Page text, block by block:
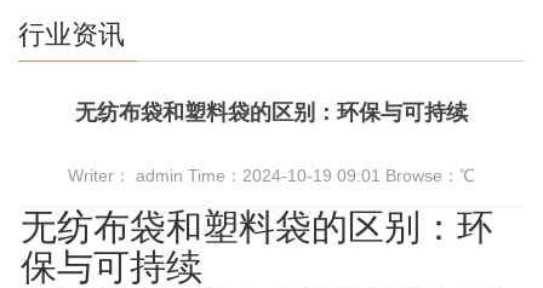
行业资讯
无纺布袋和塑料袋的区别：环保与可持续
Writer： admin Time：2024-10-19 09:01 Browse： ℃
无纺布袋和塑料袋的区别：环
保与可持续